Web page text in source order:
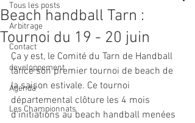
Tous les posts
Arbitrage
Contact
developpement
Agenda
Les Championnats
Beach handball Tarn :
Tournoi du 19 - 20 juin
Ça y est, le Comité du Tarn de Handball
lance son premier tournoi de beach de
la saison estivale. Ce tournoi
départemental clôture les 4 mois
d'initiations au beach handball menées